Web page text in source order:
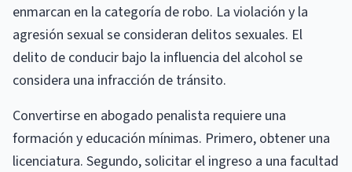
enmarcan en la categoría de robo. La violación y la
agresión sexual se consideran delitos sexuales. El
delito de conducir bajo la influencia del alcohol se
considera una infracción de tránsito.
Convertirse en abogado penalista requiere una
formación y educación mínimas. Primero, obtener una
licenciatura. Segundo, solicitar el ingreso a una facultad